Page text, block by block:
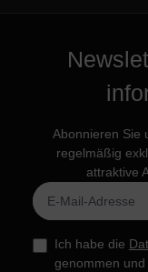
Abonnieren Sie
regelmäßig
attraktive
Ich habe die
genommen und